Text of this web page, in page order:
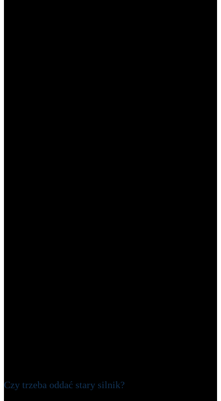
Czy trzeba oddać stary silnik?